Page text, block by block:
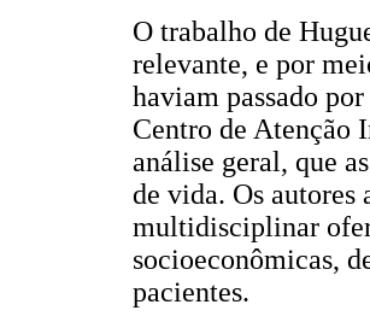
O trabalho de
relevante, e por
haviam passado
Centro de Atenção
análise geral, que
de vida. Os autores
multidisciplinar
socioeconômicas,
pacientes.